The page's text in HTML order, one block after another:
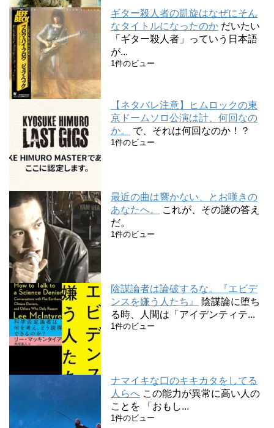
ギター殺人者の凱旋はなぜにそん
なタイトルになったのか だいたい
「ギター殺人者」っていう日本語
が...
1件のビュー
【ネタバレ注意】ヒムロックの東
京ドームソロ公演は計、何回なの
か。
で、それは何回なのか！？
1件のビュー
最近の曲は響かない、とお嘆きの
あなたへ。
これが、その謎の答え
だ。
1件のビュー
陰謀論者は論破するな。『エビデ
ンスを嫌う人たち』
陰謀論に堕ち
る時、人間は「アイデンティテ...
1件のビュー
ナマイキな口のキキカタをしてる
人らへ この能力が異常に高い人の
ことを 「おもし...
1件のビュー